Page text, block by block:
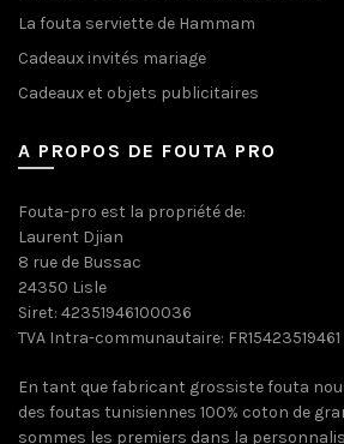
La fouta serviette de Hammam
Cadeaux invités mariage
Cadeaux et objets publicitaires
A PROPOS DE FOUTA PRO
Fouta-pro est la propriété de:
Laurent Djian
8 rue de Bussac
24350 Lisle
Siret: 42351946100036
TVA Intra-communautaire: FR15423519461
En tant que fabricant grossiste fouta
des foutas tunisiennes 100% coton de
sommes les premiers dans la